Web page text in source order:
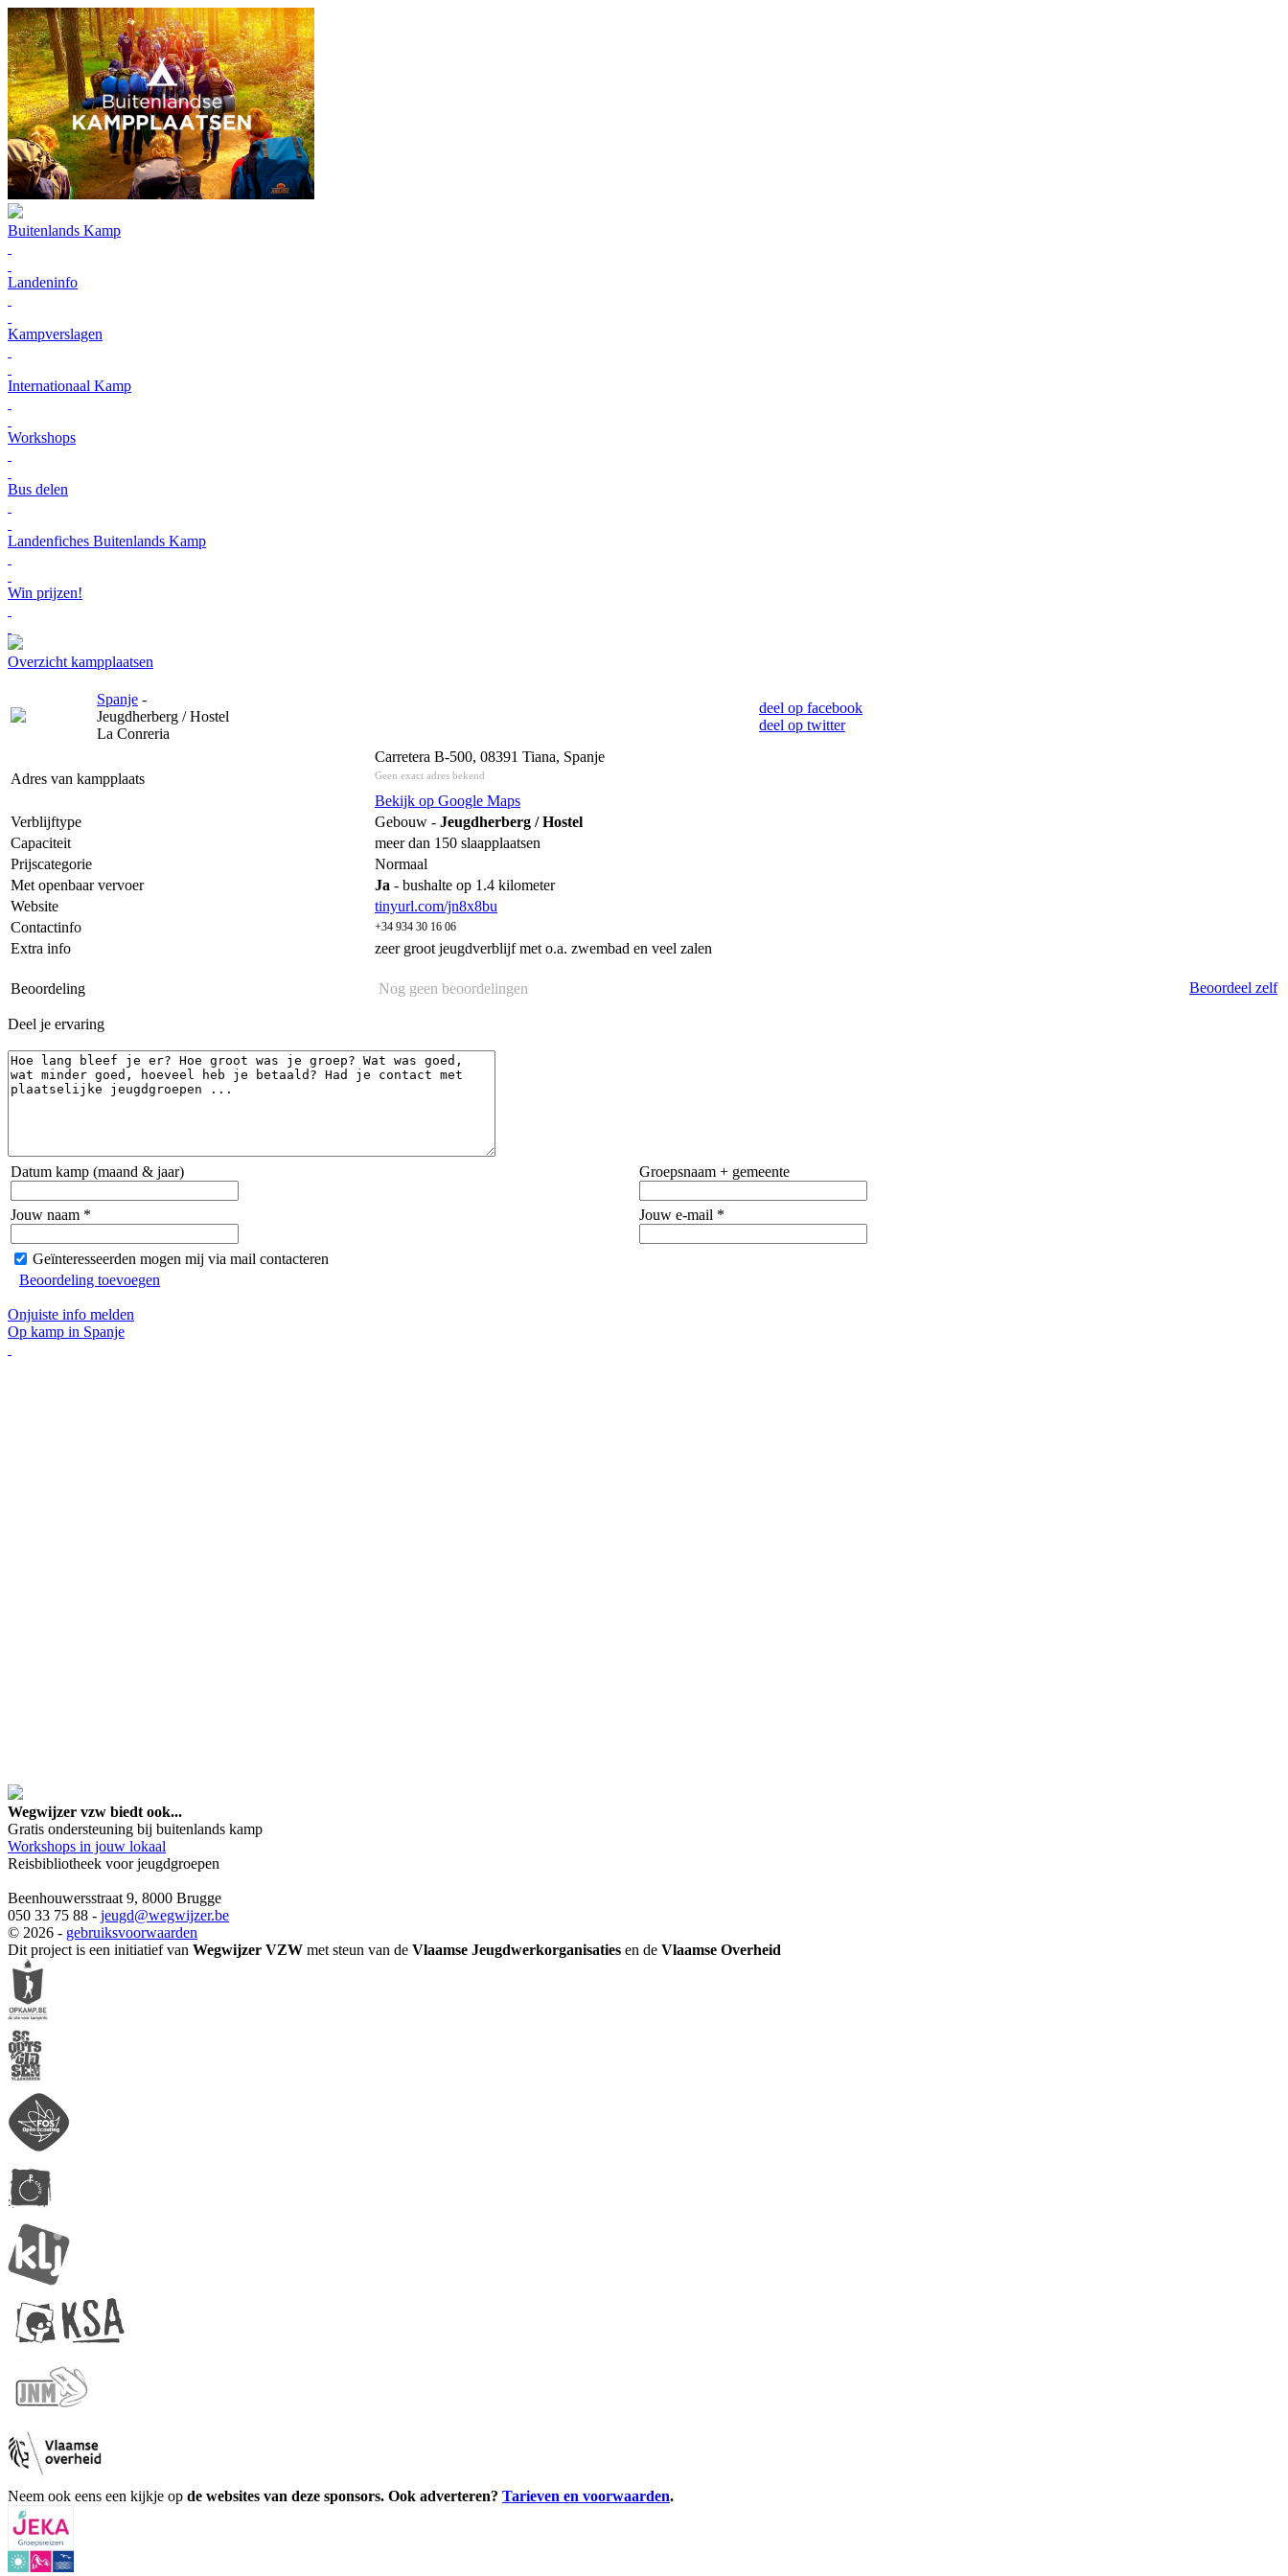
Buitenlands Kamp
Landeninfo
Kampverslagen
Internationaal Kamp
Workshops
Bus delen
Landenfiches Buitenlands Kamp
Win prijzen!
Overzicht kampplaatsen
Spanje -
Jeugdherberg / Hostel
La Conreria
deel op facebook
deel op twitter
Adres van kampplaats
Carretera B-500, 08391 Tiana, Spanje
Geen exact adres bekend
Bekijk op Google Maps
Verblijftype
Gebouw - Jeugdherberg / Hostel
Capaciteit
meer dan 150 slaapplaatsen
Prijscategorie
Normaal
Met openbaar vervoer
Ja - bushalte op 1.4 kilometer
Website
tinyurl.com/jn8x8bu
Contactinfo
+34 934 30 16 06
Extra info zeer groot jeugdverblijf met o.a. zwembad en veel zalen
Beoordeling Nog geen beoordelingen Beoordeel zelf
Deel je ervaring
Datum kamp (maand & jaar) Groepsnaam + gemeente
Jouw naam * Jouw e-mail *
Geïnteresseerden mogen mij via mail contacteren
Beoordeling toevoegen
Onjuiste info melden
Op kamp in Spanje
Wegwijzer vzw biedt ook...
Gratis ondersteuning bij buitenlands kamp
Workshops in jouw lokaal
Reisbibliotheek voor jeugdgroepen
Beenhouwersstraat 9, 8000 Brugge
050 33 75 88 - jeugd@wegwijzer.be
© 2026 - gebruiksvoorwaarden
Dit project is een initiatief van Wegwijzer VZW met steun van de Vlaamse Jeugdwerkorganisaties en de Vlaamse Overheid
Neem ook eens een kijkje op de websites van deze sponsors. Ook adverteren? Tarieven en voorwaarden.